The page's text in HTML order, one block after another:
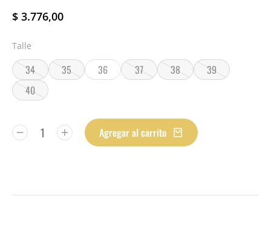
$ 3.776,00
Talle
34 35 36 37 38
39
40
Agregar al carrito